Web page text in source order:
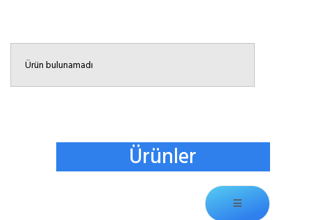
Ürünler
Ürün bulunamadı